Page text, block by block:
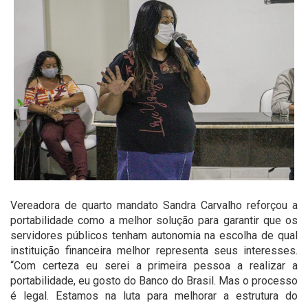
Vereadora de quarto mandato Sandra Carvalho reforçou a
portabilidade como a melhor solução para garantir que os
servidores públicos tenham autonomia na escolha de qual
instituição financeira melhor representa seus interesses.
“Com certeza eu serei a primeira pessoa a realizar a
portabilidade, eu gosto do Banco do Brasil. Mas o processo
é legal. Estamos na luta para melhorar a estrutura do